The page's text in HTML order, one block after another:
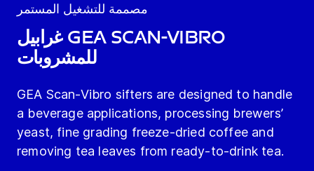
مصممة للتشغيل المستمر
غرابيل GEA Scan-Vibro
للمشروبات
GEA Scan-Vibro sifters are designed to handle
a beverage applications, processing brewers’
yeast, fine grading freeze-dried coffee and
removing tea leaves from ready-to-drink tea.